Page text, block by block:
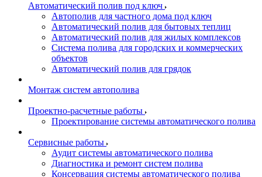
Автоматический полив под ключ
Автополив для частного дома под ключ
Автоматический полив для бытовых теплиц
Автоматический полив для жилых комплексов
Система полива для городских и коммерческих
объектов
Автоматический полив для грядок
Монтаж систем автополива
Проектно-расчетные работы
Проектирование системы автоматического полива
Сервисные работы
Аудит системы автоматического полива
Диагностика и ремонт систем полива
Консервация системы автоматического полива